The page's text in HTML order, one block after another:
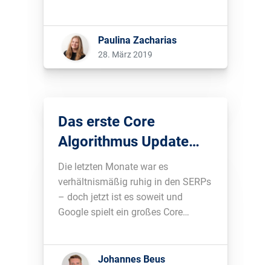
stets verbessert, arbeiten SEOs
daran, ihre Webseiten für relevante
Suchanfragen zu optimieren. Wenn
Google dann Änderungen am
Vielzahl an Webseiten und damit
[…]...
Paulina Zacharias
28. März 2019
Das erste Core
Algorithmus Update
des Jahres ist da
Die letzten Monate war es
verhältnismäßig ruhig in den SERPs
– doch jetzt ist es soweit und
Google spielt ein großes Core
und welche Auswirkungen zu sehen
sind, erfährst du hier....
Johannes Beus